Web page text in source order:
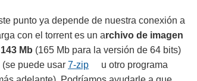
punto ya depende de nuestra conexión a
con el torrent es un archivo de imagen
143 Mb (165 Mb para la versión de 64 bits)
puede usar 7-zip
u otro programa